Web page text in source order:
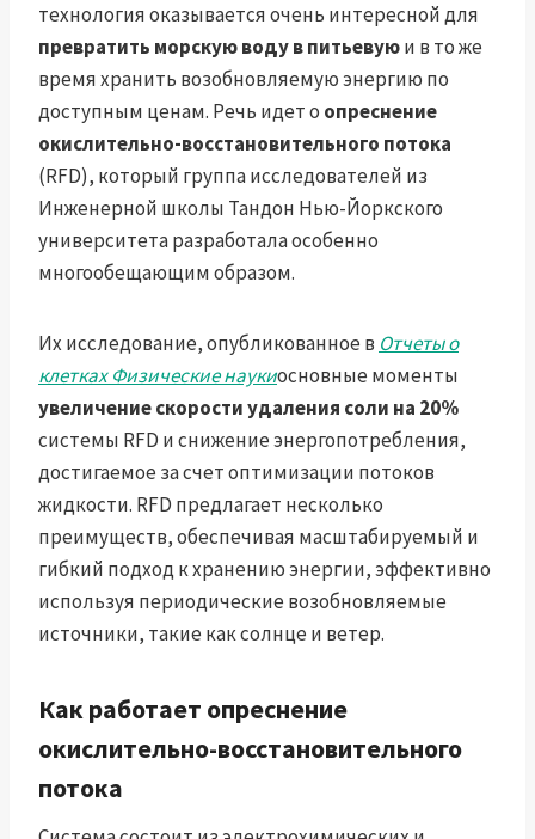
технология оказывается очень интересной для
превратить морскую воду в питьевуюи в то же
время хранить возобновляемую энергию по
доступным ценам. Речь идет о опреснение
окислительно-восстановительного потока
(RFD), который группа исследователей из
Инженерной школы Тандон Нью-Йоркского
университета разработала особенно
многообещающим образом.
Их исследование, опубликованное в Отчеты о
клетках Физические наукиосновные моменты
увеличение скорости удаления соли на 20%
системы RFD и снижение энергопотребления,
достигаемое за счет оптимизации потоков
жидкости. RFD предлагает несколько
преимуществ, обеспечивая масштабируемый и
гибкий подход к хранению энергии, эффективно
используя периодические возобновляемые
источники, такие как солнце и ветер.
Как работает опреснение
окислительно-восстановительного
потока